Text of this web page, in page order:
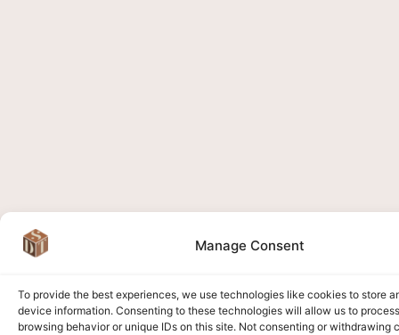
Manage Consent
To provide the best experiences, we use technologies like cookies to store
device information. Consenting to these technologies will allow us to
browsing behavior or unique IDs on this site. Not consenting or withdrawing